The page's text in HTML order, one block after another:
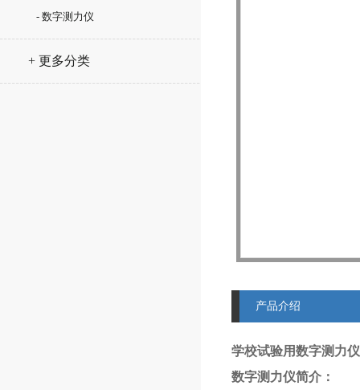
- 数字测力仪
+ 更多分类
产品介绍
学校试验用数字测力
数字测力仪简介：